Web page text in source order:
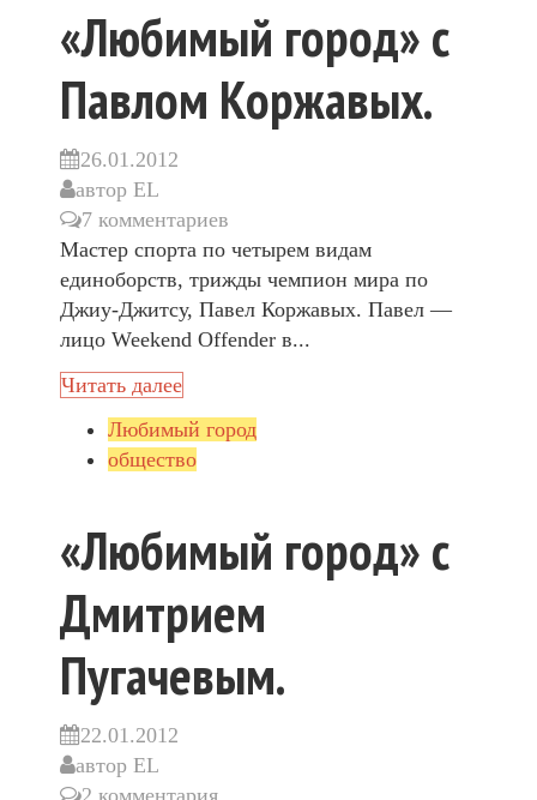
«Любимый город» с
Павлом Коржавых.
26.01.2012
автор EL
7 комментариев
Мастер спорта по четырем видам
единоборств, трижды чемпион мира по
Джиу-Джитсу, Павел Коржавых. Павел —
лицо Weekend Offender в...
Читать далее
Любимый город
общество
«Любимый город» с
Дмитрием
Пугачевым.
22.01.2012
автор EL